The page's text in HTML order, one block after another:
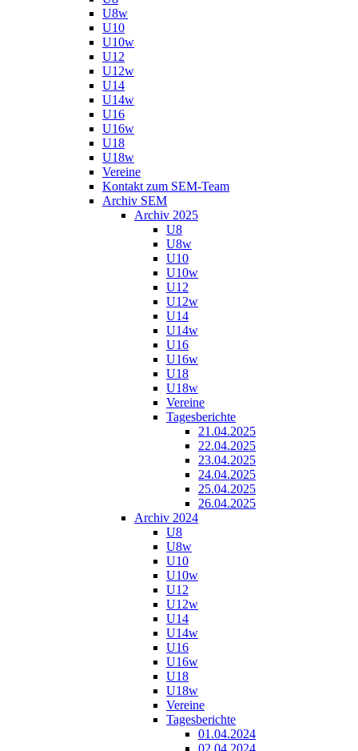
U8w
U10
U10w
U12
U12w
U14
U14w
U16
U16w
U18
U18w
Vereine
Kontakt zum SEM-Team
Archiv SEM
Archiv 2025
U8
U8w
U10
U10w
U12
U12w
U14
U14w
U16
U16w
U18
U18w
Vereine
Tagesberichte
21.04.2025
22.04.2025
23.04.2025
24.04.2025
25.04.2025
26.04.2025
Archiv 2024
U8
U8w
U10
U10w
U12
U12w
U14
U14w
U16
U16w
U18
U18w
Vereine
Tagesberichte
01.04.2024
02.04.2024